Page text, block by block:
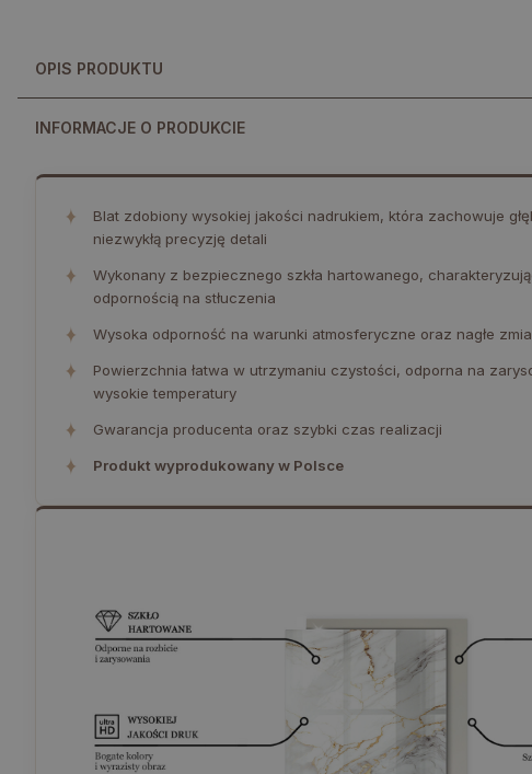
OPIS PRODUKTU
INFORMACJE O PRODUKCIE
✦
Blat zdobiony wysokiej jakości nadrukiem, która zachowuje
niezwykłą precyzję detali
✦
Wykonany z bezpiecznego szkła hartowanego,
odpornością na stłuczenia
✦ Wysoka odporność na warunki atmosferyczne oraz nagłe
✦
Powierzchnia łatwa w utrzymaniu czystości, odporna na
wysokie temperatury
✦ Gwarancja producenta oraz szybki czas realizacji
✦ Produkt wyprodukowany w Polsce